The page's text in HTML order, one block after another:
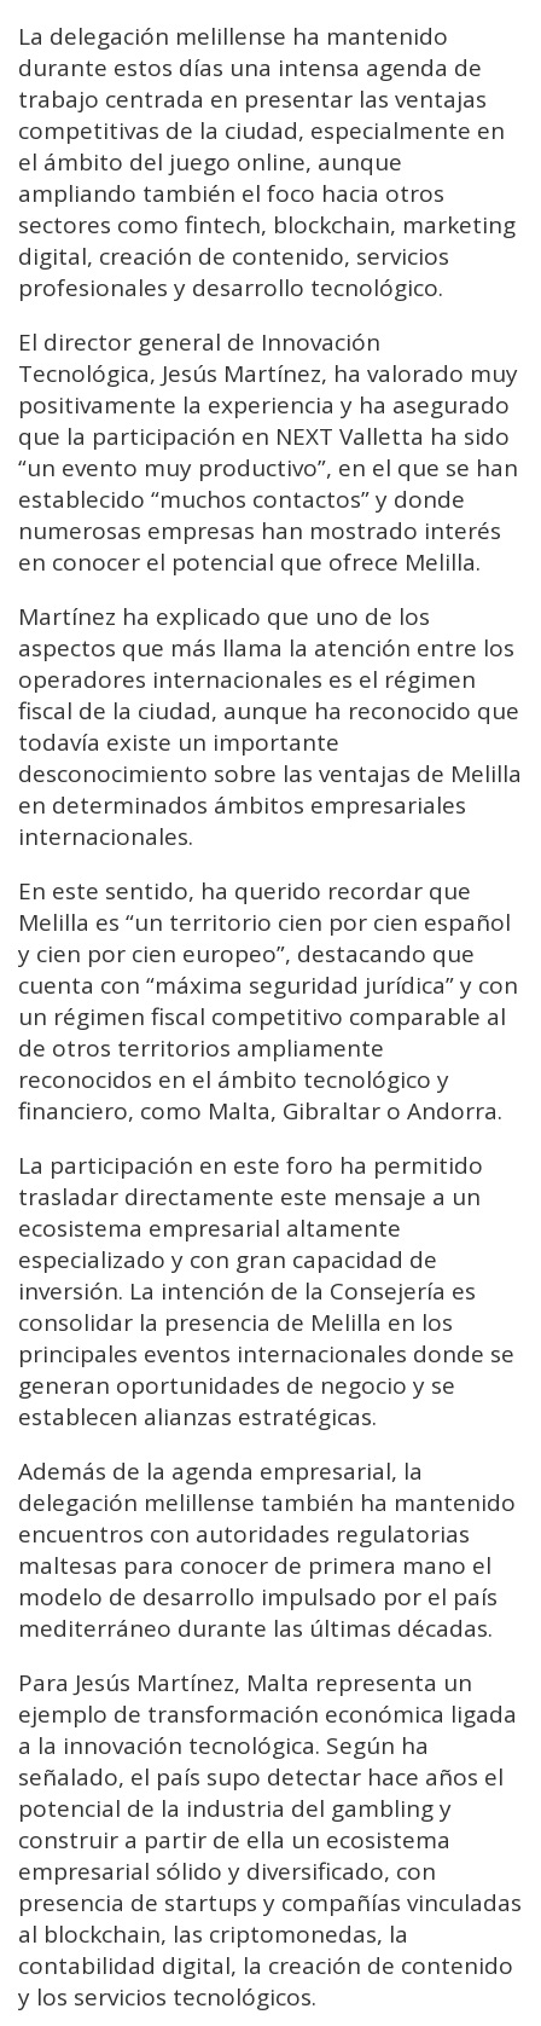
La delegación melillense ha mantenido
durante estos días una intensa agenda de
trabajo centrada en presentar las ventajas
competitivas de la ciudad, especialmente en
el ámbito del juego online, aunque
ampliando también el foco hacia otros
sectores como fintech, blockchain, marketing
digital, creación de contenido, servicios
profesionales y desarrollo tecnológico.
El director general de Innovación
Tecnológica, Jesús Martínez, ha valorado muy
positivamente la experiencia y ha asegurado
que la participación en NEXT Valletta ha sido
“un evento muy productivo”, en el que se han
establecido “muchos contactos” y donde
numerosas empresas han mostrado interés
en conocer el potencial que ofrece Melilla.
Martínez ha explicado que uno de los
aspectos que más llama la atención entre los
operadores internacionales es el régimen
fiscal de la ciudad, aunque ha reconocido que
todavía existe un importante
desconocimiento sobre las ventajas de Melilla
en determinados ámbitos empresariales
internacionales.
En este sentido, ha querido recordar que
Melilla es “un territorio cien por cien español
y cien por cien europeo”, destacando que
cuenta con “máxima seguridad jurídica” y con
un régimen fiscal competitivo comparable al
de otros territorios ampliamente
reconocidos en el ámbito tecnológico y
financiero, como Malta, Gibraltar o Andorra.
La participación en este foro ha permitido
trasladar directamente este mensaje a un
ecosistema empresarial altamente
especializado y con gran capacidad de
inversión. La intención de la Consejería es
consolidar la presencia de Melilla en los
principales eventos internacionales donde se
generan oportunidades de negocio y se
establecen alianzas estratégicas.
Además de la agenda empresarial, la
delegación melillense también ha mantenido
encuentros con autoridades regulatorias
maltesas para conocer de primera mano el
modelo de desarrollo impulsado por el país
mediterráneo durante las últimas décadas.
Para Jesús Martínez, Malta representa un
ejemplo de transformación económica ligada
a la innovación tecnológica. Según ha
señalado, el país supo detectar hace años el
potencial de la industria del gambling y
construir a partir de ella un ecosistema
empresarial sólido y diversificado, con
presencia de startups y compañías vinculadas
al blockchain, las criptomonedas, la
contabilidad digital, la creación de contenido
y los servicios tecnológicos.